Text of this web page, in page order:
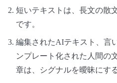
短いテキストは、長文の散
です。
編集されたAIテキスト、言
ンプレート化された人間の
章は、シグナルを曖昧にす